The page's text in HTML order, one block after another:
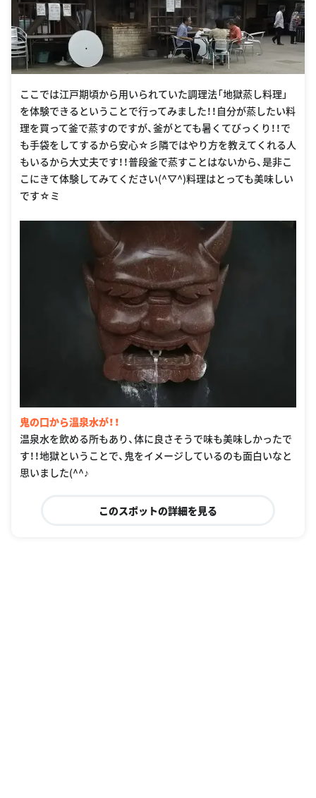
ここでは江戸期頃から用いられていた調理法「地獄蒸し料理」
を体験できるということで行ってみました！！自分が蒸したい料
理を買って釜で蒸すのですが、釜がとても暑くてびっくり！！で
も手袋をしてするから安心☆彡隣ではやり方を教えてくれる人
もいるから大丈夫です！！普段釜で蒸すことはないから、是非こ
こにきて体験してみてください(^▽^)料理はとっても美味しい
です☆ミ
鬼の口から温泉水が！！
温泉水を飲める所もあり、体に良さそうで味も美味しかったで
す！！地獄ということで、鬼をイメージしているのも面白いなと
思いました(^^♪
このスポットの詳細を見る